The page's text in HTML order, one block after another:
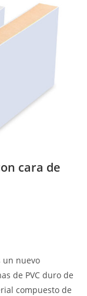
cara de
un nuevo
de PVC duro de
compuesto de